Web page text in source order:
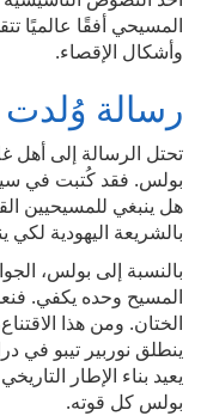
المسيحي أفقًا عالميًا
وأشكال الإقصاء.
رسالة
تحتل الرسالة إلى أهل
بولس. فقد كُتبت في
هل ينبغي للمسيحيين
بالشريعة اليهودية لكي
بالنسبة إلى بولس،
المسيح وحده يكفي.
الختان. ومن هذا
ينطلق نوربير تيبو في
يعيد بناء الإطار
بولس كل قوته.